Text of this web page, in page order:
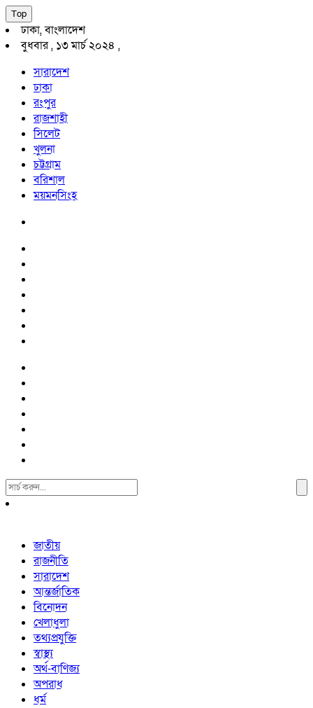
Top
ঢাকা, বাংলাদেশ
বুধবার , ১৩ মার্চ ২০২৪ ,
সারাদেশ
ঢাকা
রংপুর
রাজশাহী
সিলেট
খুলনা
চট্টগ্রাম
বরিশাল
ময়মনসিংহ
Search
For:
জাতীয়
রাজনীতি
সারাদেশ
আন্তর্জাতিক
বিনোদন
খেলাধুলা
তথ্যপ্রযুক্তি
স্বাস্থ্য
অর্থ-বাণিজ্য
অপরাধ
ধর্ম